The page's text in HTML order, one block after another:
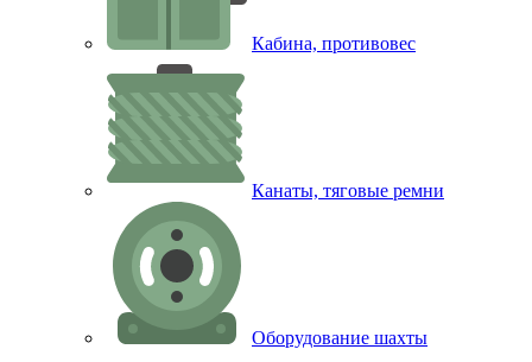
Кабина, противовес
Канаты, тяговые ремни
Оборудование шахты